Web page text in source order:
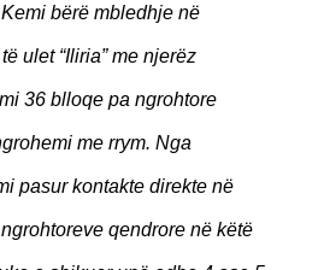
bërë mbledhje në
ulet “Iliria” me njerëz
36 blloqe pa ngrohtore
me rrym. Nga
pasur kontakte direkte në
qendrore në këtë